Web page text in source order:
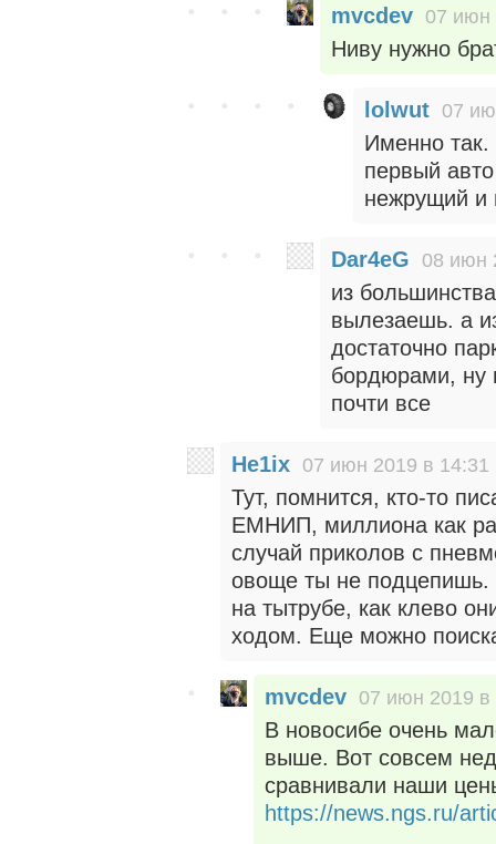
mvcdev 07 июн
Ниву нужно
lolwut 07
Именно
первый
нежрущий и
Dar4eG 08 июн
из
вылезаешь. а
достаточно
бордюрами, ну
почти все
He1ix 07 июн 2019 в 14:31
Тут, помнится, кто-то
ЕМНИП, миллиона как
случай приколов с
овоще ты не подцепишь.
на тытрубе, как клево
ходом. Еще можно
mvcdev 07 июн 2019 в
В новосибе очень
выше. Вот совсем
сравнивали наши
https://news.ngs.ru/